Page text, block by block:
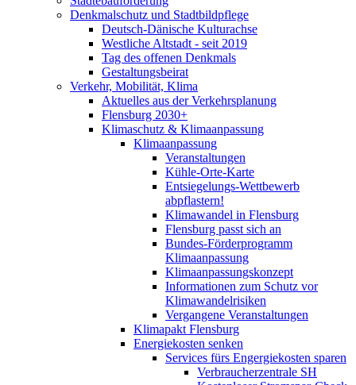
Denkmalschutz und Stadtbildpflege
Deutsch-Dänische Kulturachse
Westliche Altstadt - seit 2019
Tag des offenen Denkmals
Gestaltungsbeirat
Verkehr, Mobilität, Klima
Aktuelles aus der Verkehrsplanung
Flensburg 2030+
Klimaschutz & Klimaanpassung
Klimaanpassung
Veranstaltungen
Kühle-Orte-Karte
Entsiegelungs-Wettbewerb
abpflastern!
Klimawandel in Flensburg
Flensburg passt sich an
Bundes-Förderprogramm
Klimaanpassung
Klimaanpassungskonzept
Informationen zum Schutz vor
Klimawandelrisiken
Vergangene Veranstaltungen
Klimapakt Flensburg
Energiekosten senken
Services fürs Engergiekosten sparen
Verbraucherzentrale SH